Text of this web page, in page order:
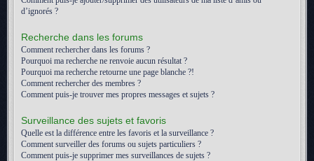
d’ignorés ?
Recherche dans les forums
Comment rechercher dans les forums ?
Pourquoi ma recherche ne renvoie aucun résultat ?
Pourquoi ma recherche retourne une page blanche ?!
Comment rechercher des membres ?
Comment puis-je trouver mes propres messages et sujets ?
Surveillance des sujets et favoris
Quelle est la différence entre les favoris et la surveillance ?
Comment surveiller des forums ou sujets particuliers ?
Comment puis-je supprimer mes surveillances de sujets ?